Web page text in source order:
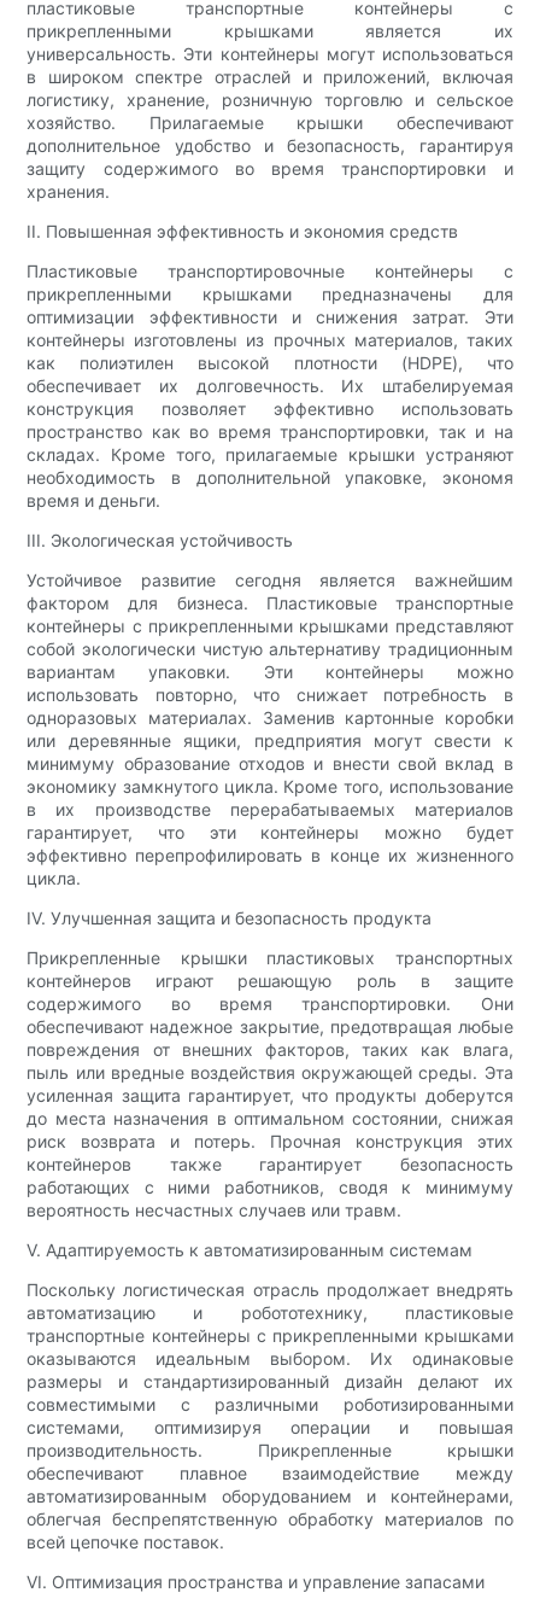
пластиковые транспортные контейнеры с
прикрепленными крышками является их
универсальность. Эти контейнеры могут использоваться
в широком спектре отраслей и приложений, включая
логистику, хранение, розничную торговлю и сельское
хозяйство. Прилагаемые крышки обеспечивают
дополнительное удобство и безопасность, гарантируя
защиту содержимого во время транспортировки и
хранения.
II. Повышенная эффективность и экономия средств
Пластиковые транспортировочные контейнеры с
прикрепленными крышками предназначены для
оптимизации эффективности и снижения затрат. Эти
контейнеры изготовлены из прочных материалов, таких
как полиэтилен высокой плотности (HDPE), что
обеспечивает их долговечность. Их штабелируемая
конструкция позволяет эффективно использовать
пространство как во время транспортировки, так и на
складах. Кроме того, прилагаемые крышки устраняют
необходимость в дополнительной упаковке, экономя
время и деньги.
III. Экологическая устойчивость
Устойчивое развитие сегодня является важнейшим
фактором для бизнеса. Пластиковые транспортные
контейнеры с прикрепленными крышками представляют
собой экологически чистую альтернативу традиционным
вариантам упаковки. Эти контейнеры можно
использовать повторно, что снижает потребность в
одноразовых материалах. Заменив картонные коробки
или деревянные ящики, предприятия могут свести к
минимуму образование отходов и внести свой вклад в
экономику замкнутого цикла. Кроме того, использование
в их производстве перерабатываемых материалов
гарантирует, что эти контейнеры можно будет
эффективно перепрофилировать в конце их жизненного
цикла.
IV. Улучшенная защита и безопасность продукта
Прикрепленные крышки пластиковых транспортных
контейнеров играют решающую роль в защите
содержимого во время транспортировки. Они
обеспечивают надежное закрытие, предотвращая любые
повреждения от внешних факторов, таких как влага,
пыль или вредные воздействия окружающей среды. Эта
усиленная защита гарантирует, что продукты доберутся
до места назначения в оптимальном состоянии, снижая
риск возврата и потерь. Прочная конструкция этих
контейнеров также гарантирует безопасность
работающих с ними работников, сводя к минимуму
вероятность несчастных случаев или травм.
V. Адаптируемость к автоматизированным системам
Поскольку логистическая отрасль продолжает внедрять
автоматизацию и робототехнику, пластиковые
транспортные контейнеры с прикрепленными крышками
оказываются идеальным выбором. Их одинаковые
размеры и стандартизированный дизайн делают их
совместимыми с различными роботизированными
системами, оптимизируя операции и повышая
производительность. Прикрепленные крышки
обеспечивают плавное взаимодействие между
автоматизированным оборудованием и контейнерами,
облегчая беспрепятственную обработку материалов по
всей цепочке поставок.
VI. Оптимизация пространства и управление запасами